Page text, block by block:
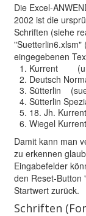
Die Excel-
2002 ist die
Schriften (siehe
"Suetterlin6.xlsm"
eingegebenen
Kurrent
Deutsch
Sütterlin
Sütterlin
18. Jh.
Wiegel
Damit kann man
zu erkennen
Eingabefelder
den Reset-Button
Startwert zurück.
Schriften